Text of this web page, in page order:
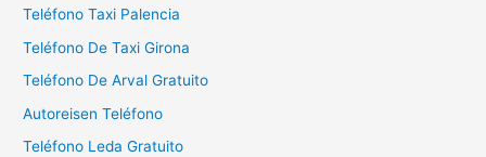
Teléfono Taxi Palencia
Teléfono De Taxi Girona
Teléfono De Arval Gratuito
Autoreisen Teléfono
Teléfono Leda Gratuito